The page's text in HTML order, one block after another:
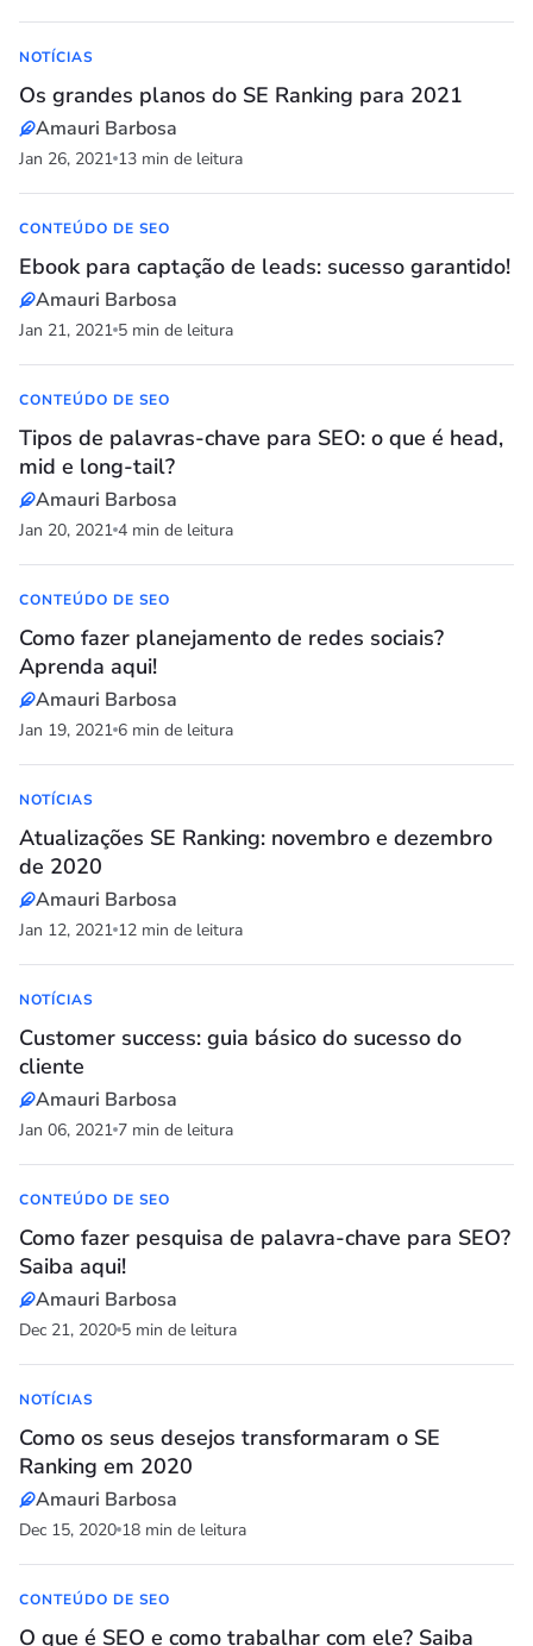
NOTÍCIAS
Os grandes planos do SE Ranking para 2021
Amauri Barbosa
Jan 26, 2021 13 min de leitura
CONTEÚDO DE SEO
Ebook para captação de leads: sucesso garantido!
Amauri Barbosa
Jan 21, 2021 5 min de leitura
CONTEÚDO DE SEO
Tipos de palavras-chave para SEO: o que é head,
mid e long-tail?
Amauri Barbosa
Jan 20, 2021 4 min de leitura
CONTEÚDO DE SEO
Como fazer planejamento de redes sociais?
Aprenda aqui!
Amauri Barbosa
Jan 19, 2021 6 min de leitura
NOTÍCIAS
Atualizações SE Ranking: novembro e dezembro
de 2020
Amauri Barbosa
Jan 12, 2021 12 min de leitura
NOTÍCIAS
Customer success: guia básico do sucesso do
cliente
Amauri Barbosa
Jan 06, 2021 7 min de leitura
CONTEÚDO DE SEO
Como fazer pesquisa de palavra-chave para SEO?
Saiba aqui!
Amauri Barbosa
Dec 21, 2020 5 min de leitura
NOTÍCIAS
Como os seus desejos transformaram o SE
Ranking em 2020
Amauri Barbosa
Dec 15, 2020 18 min de leitura
CONTEÚDO DE SEO
O que é SEO e como trabalhar com ele? Saiba